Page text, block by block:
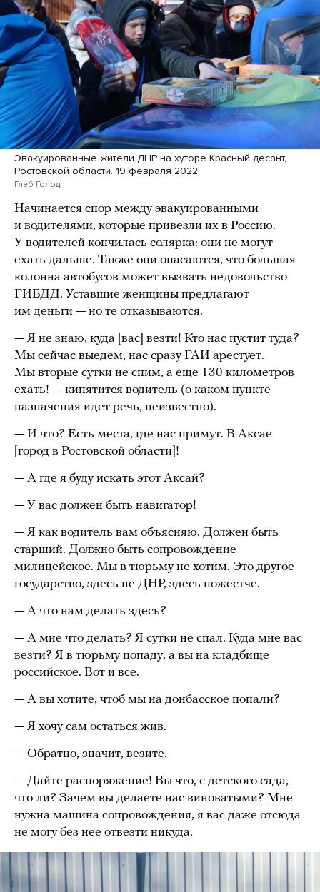
Эвакуированные жители ДНР на хуторе Красный десант,
Ростовской области. 19 февраля 2022
Глеб Голод
Начинается спор между эвакуированными
и водителями, которые привезли их в Россию.
У водителей кончилась солярка: они не могут
ехать дальше. Также они опасаются, что большая
колонна автобусов может вызвать недовольство
ГИБДД. Уставшие женщины предлагают
им деньги — но те отказываются.
— Я не знаю, куда [вас] везти! Кто нас пустит туда?
Мы сейчас выедем, нас сразу ГАИ арестует.
Мы вторые сутки не спим, а еще 130 километров
ехать! — кипятится водитель (о каком пункте
назначения идет речь, неизвестно).
— И что? Есть места, где нас примут. В Аксае
[город в Ростовской области]!
— А где я буду искать этот Аксай?
— У вас должен быть навигатор!
— Я как водитель вам объясняю. Должен быть
старший. Должно быть сопровождение
милицейское. Мы в тюрьму не хотим. Это другое
государство, здесь не ДНР, здесь пожестче.
— А что нам делать здесь?
— А мне что делать? Я сутки не спал. Куда мне вас
везти? Я в тюрьму попаду, а вы на кладбище
российское. Вот и все.
— А вы хотите, чтоб мы на донбасское попали?
— Я хочу сам остаться жив.
— Обратно, значит, везите.
— Дайте распоряжение! Вы что, с детского сада,
что ли? Зачем вы делаете нас виноватыми? Мне
нужна машина сопровождения, я вас даже отсюда
не могу без нее отвезти никуда.